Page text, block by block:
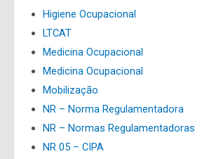
Higiene Ocupacional
LTCAT
Medicina Ocupacional
Medicina Ocupacional
Mobilização
NR – Norma Regulamentadora
NR – Normas Regulamentadoras
NR 05 – CIPA